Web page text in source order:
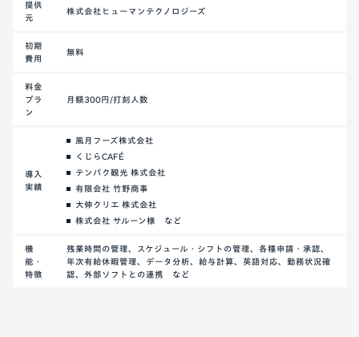
提供
元
株式会社ヒューマンテクノロジーズ
初期
費用
無料
料金
プラ
ン
月額300円/打刻人数
導入
実績
風月フーズ株式会社
くじらCAFÉ
テンパク観光 株式会社
有限会社 竹野商事
大伸クリエ 株式会社
株式会社 サルーン様 など
機
能・
特徴
残業時間の管理、スケジュール・シフトの管理、各種申請・承認、
年次有給休暇管理、データ分析、給与計算、英語対応、勤務状況確
認、外部ソフトとの連携 など